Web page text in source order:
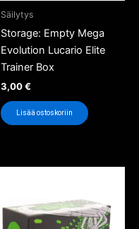
Säilytys
Storage: Empty Mega
Evolution Lucario Elite
Trainer Box
3,00€
Lisää ostoskoriin